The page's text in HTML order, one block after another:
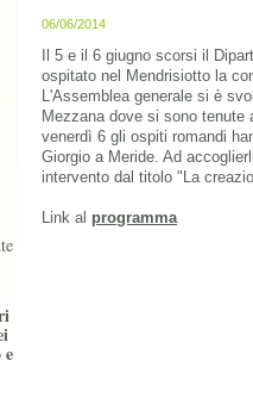
06/06/2014
Il 5 e il 6 giugno scorsi il
ospitato nel Mendrisiotto la
L'Assemblea generale si è
Mezzana dove si sono
venerdì 6 gli ospiti romandi
Giorgio a Meride. Ad
intervento dal titolo "La
Link al programma